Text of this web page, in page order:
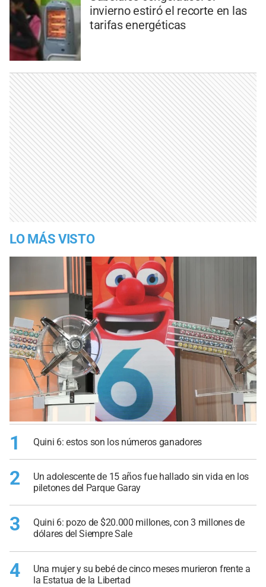
invierno estiró el recorte en las
tarifas energéticas
LO MÁS VISTO
1 Quini 6: estos son los números ganadores
2
Un adolescente de 15 años fue hallado sin vida en los
piletones del Parque Garay
3
Quini 6: pozo de $20.000 millones, con 3 millones de
dólares del Siempre Sale
4
Una mujer y su bebé de cinco meses murieron frente a
la Estatua de la Libertad